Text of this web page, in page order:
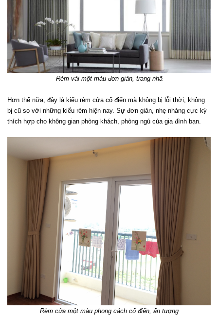
Rèm vải một màu đơn giản, trang nhã
Hơn thế nữa, đây là kiểu rèm cửa cổ điển mà không bị lỗi thời, không
bị cũ so với những kiểu rèm hiện nay. Sự đơn giản, nhẹ nhàng cực kỳ
thích hợp cho không gian phòng khách, phòng ngủ của gia đình bạn.
Rèm cửa một màu phong cách cổ điển, ấn tượng